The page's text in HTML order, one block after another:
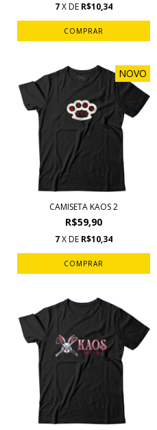
7X DE R$10,34
COMPRAR
NOVO
CAMISETA KAOS 2
R$59,90
7X DE R$10,34
COMPRAR